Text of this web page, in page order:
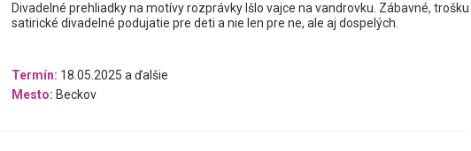
Divadelné prehliadky na motívy rozprávky Išlo vajce na vandrovku. Zábavné, trošku
satirické divadelné podujatie pre deti a nie len pre ne, ale aj dospelých.
Termín: 18.05.2025 a ďalšie
Mesto: Beckov